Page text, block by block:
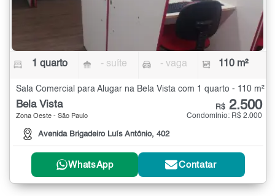
1 quarto - suíte - vaga 110 m²
Sala Comercial para Alugar na Bela Vista com 1 quarto - 110 m²
Bela Vista
Zona Oeste - São Paulo
Avenida Brigadeiro Luís Antônio, 402
R$ 2.500
Condomínio: R$ 2.000
WhatsApp Contatar